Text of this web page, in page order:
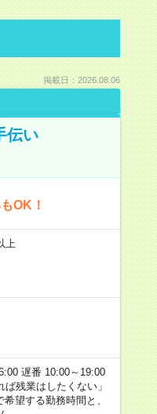
掲載日：2026.08.06
伝い
OK！
上
遅番 10:00～19:00
残業はしたくない」
望する勤務時間と、